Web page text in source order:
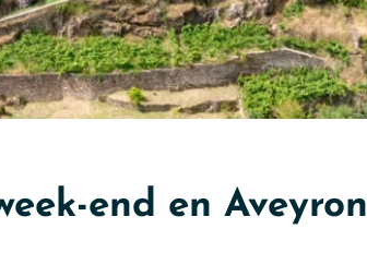
Bloseur – Explore le Monde
end en Aveyron